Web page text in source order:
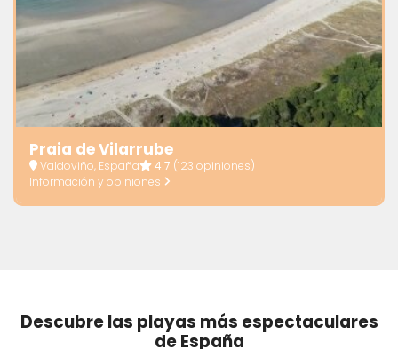
Praia de Vilarrube
Valdoviño, España 4.7 (123 opiniones)
Información y opiniones
Descubre las playas más espectaculares
de España